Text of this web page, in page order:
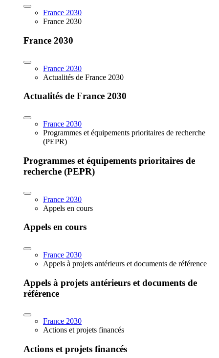
France 2030
France 2030
France 2030
France 2030
Actualités de France 2030
Actualités de France 2030
France 2030
Programmes et équipements prioritaires de recherche
(PEPR)
Programmes et équipements prioritaires de
recherche (PEPR)
France 2030
Appels en cours
Appels en cours
France 2030
Appels à projets antérieurs et documents de référence
Appels à projets antérieurs et documents de
référence
France 2030
Actions et projets financés
Actions et projets financés